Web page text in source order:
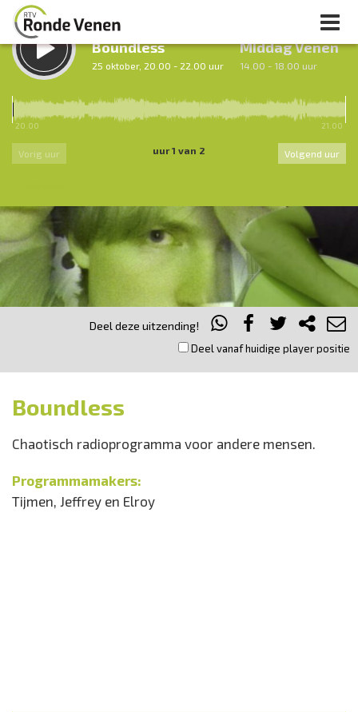
LUISTER TERUG:
Boundless
25 oktober, 20.00 - 22.00 uur
Middag Venen
14.00 - 18.00 uur
20.00 21.00
Vorig uur uur 1 van 2 Volgend uur
Deel deze uitzending!
Deel vanaf huidige player positie
Boundless
Chaotisch radioprogramma voor andere mensen.
Programmamakers:
Tijmen, Jeffrey en Elroy